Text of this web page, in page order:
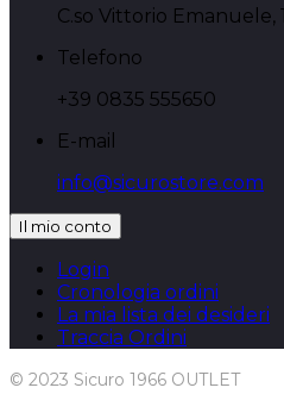
C.so Vittorio Emanuele,
Telefono
+39 0835 555650
E-mail
info@sicurostore.com
Il mio conto
Login
Cronologia ordini
La mia lista dei desideri
Traccia Ordini
© 2023 Sicuro 1966 OUTLET